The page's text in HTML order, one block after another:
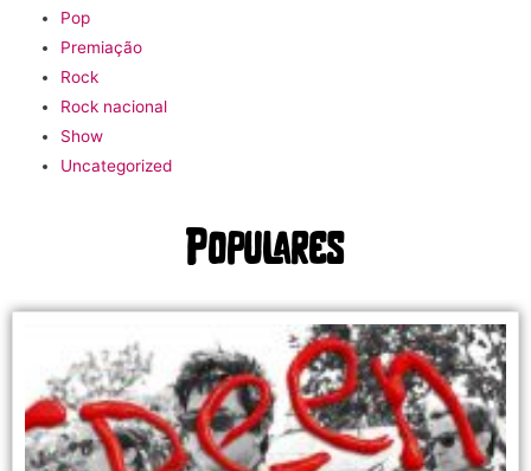
Pop
Premiação
Rock
Rock nacional
Show
Uncategorized
Populares